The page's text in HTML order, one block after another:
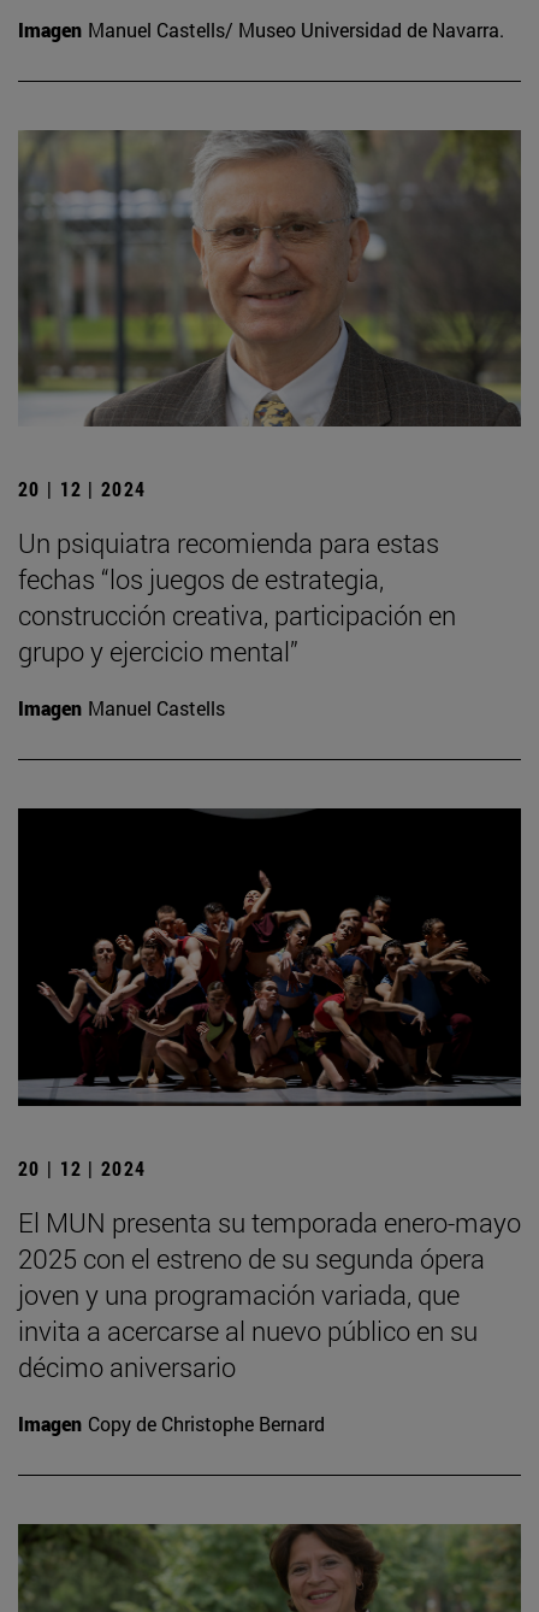
Imagen Manuel Castells/ Museo Universidad de Navarra.
20 | 12 | 2024
Un psiquiatra recomienda para estas
fechas “los juegos de estrategia,
construcción creativa, participación en
grupo y ejercicio mental”
Imagen Manuel Castells
20 | 12 | 2024
El MUN presenta su temporada enero-mayo
2025 con el estreno de su segunda ópera
joven y una programación variada, que
invita a acercarse al nuevo público en su
décimo aniversario
Imagen Copy de Christophe Bernard